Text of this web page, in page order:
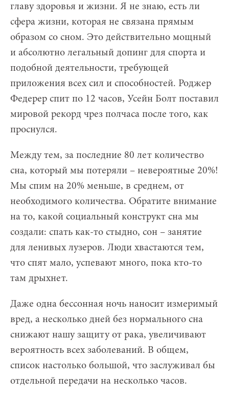
главу здоровья и жизни. Я не знаю, есть ли
сфера жизни, которая не связана прямым
образом со сном. Это действительно мощный
и абсолютно легальный допинг для спорта и
подобной деятельности, требующей
приложения всех сил и способностей. Роджер
Федерер спит по 12 часов, Усейн Болт поставил
мировой рекорд чрез полчаса после того, как
проснулся.
Между тем, за последние 80 лет количество
сна, который мы потеряли – невероятные 20%!
Мы спим на 20% меньше, в среднем, от
необходимого количества. Обратите внимание
на то, какой социальный конструкт сна мы
создали: спать как-то стыдно, сон – занятие
для ленивых лузеров. Люди хвастаются тем,
что спят мало, успевают много, пока кто-то
там дрыхнет.
Даже одна бессонная ночь наносит измеримый
вред, а несколько дней без нормального сна
снижают нашу защиту от рака, увеличивают
вероятность всех заболеваний. В общем,
список настолько большой, что заслуживал бы
отдельной передачи на несколько часов.